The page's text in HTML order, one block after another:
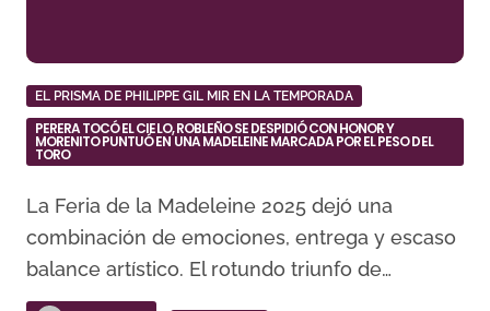
EL PRISMA DE PHILIPPE GIL MIR EN LA TEMPORADA
PERERA TOCÓ EL CIELO, ROBLEÑO SE DESPIDIÓ CON HONOR Y
MORENITO PUNTUÓ EN UNA MADELEINE MARCADA POR EL PESO DEL
TORO
La Feria de la Madeleine 2025 dejó una
combinación de emociones, entrega y escaso
balance artístico. El rotundo triunfo de…